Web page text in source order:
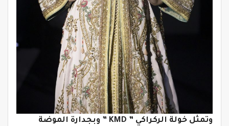
وتمثل خولة الركراكي ” KMD ” وبجدارة الموضة